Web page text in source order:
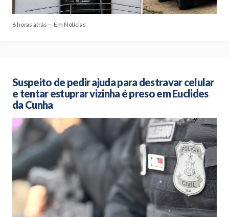
6 horas atrás — Em Notícias
Suspeito de pedir ajuda para destravar celular
e tentar estuprar vizinha é preso em Euclides
da Cunha